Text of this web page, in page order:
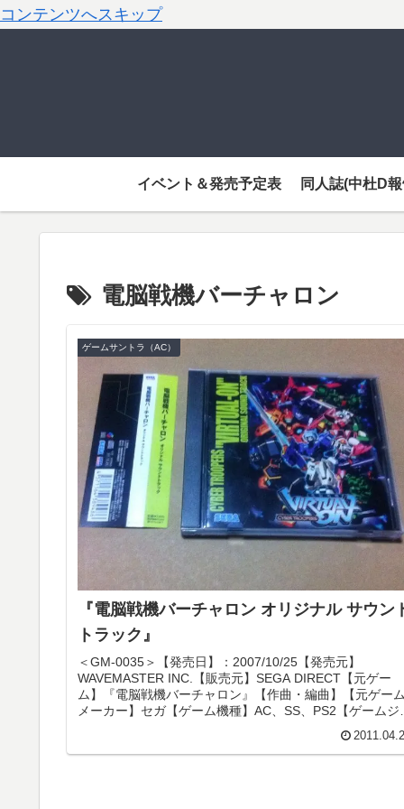
コンテンツへスキップ
イベント＆発売予定表 同人誌(中杜D
電脳戦機バーチャロン
ゲームサントラ（AC）
『電脳戦機バーチャロン オリジナル サウン
トラック』
＜GM-0035＞【発売日】：2007/10/25【発売元】
WAVEMASTER INC.【販売元】SEGA DIRECT【元ゲー
ム】『電脳戦機バーチャロン』【作曲・編曲】【元ゲー
メーカー】セガ【ゲーム機種】AC、SS、PS2【ゲームジ